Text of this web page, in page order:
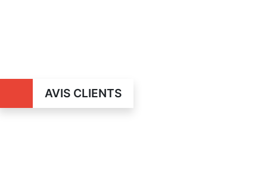
AVIS CLIENTS